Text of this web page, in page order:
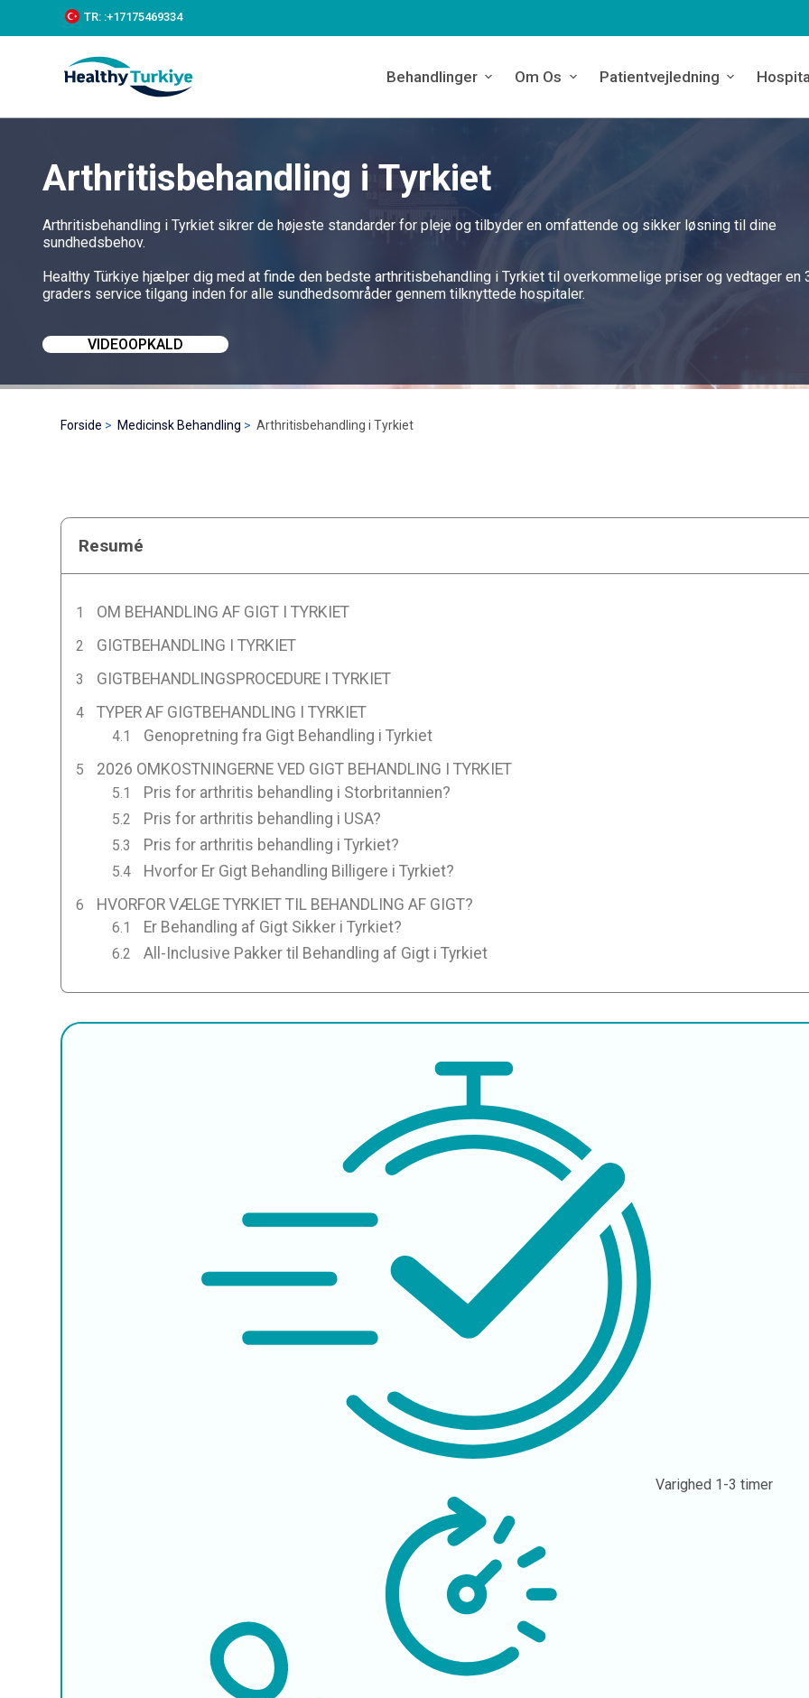
k
c
TR: :+‪17175469334‬
Behandlinger Om Os Patientvejledning
Arthritisbehandling i Tyrkiet
Arthritisbehandling i Tyrkiet sikrer de højeste standarder for pleje og tilbyder en omfattende og sikker løsning til dine
sundhedsbehov.
Healthy Türkiye hjælper dig med at finde den bedste arthritisbehandling i Tyrkiet til overkommelige priser og vedtager en
graders service tilgang inden for alle sundhedsområder gennem tilknyttede hospitaler.
VIDEOOPKALD
Forside Medicinsk Behandling Arthritisbehandling i Tyrkiet
Resumé
OM BEHANDLING AF GIGT I TYRKIET
GIGTBEHANDLING I TYRKIET
GIGTBEHANDLINGSPROCEDURE I TYRKIET
TYPER AF GIGTBEHANDLING I TYRKIET
Genopretning fra Gigt Behandling i Tyrkiet
2026 OMKOSTNINGERNE VED GIGT BEHANDLING I TYRKIET
Pris for arthritis behandling i Storbritannien?
Pris for arthritis behandling i USA?
Pris for arthritis behandling i Tyrkiet?
Hvorfor Er Gigt Behandling Billigere i Tyrkiet?
HVORFOR VÆLGE TYRKIET TIL BEHANDLING AF GIGT?
Er Behandling af Gigt Sikker i Tyrkiet?
All-Inclusive Pakker til Behandling af Gigt i Tyrkiet
Varighed 1-3 timer